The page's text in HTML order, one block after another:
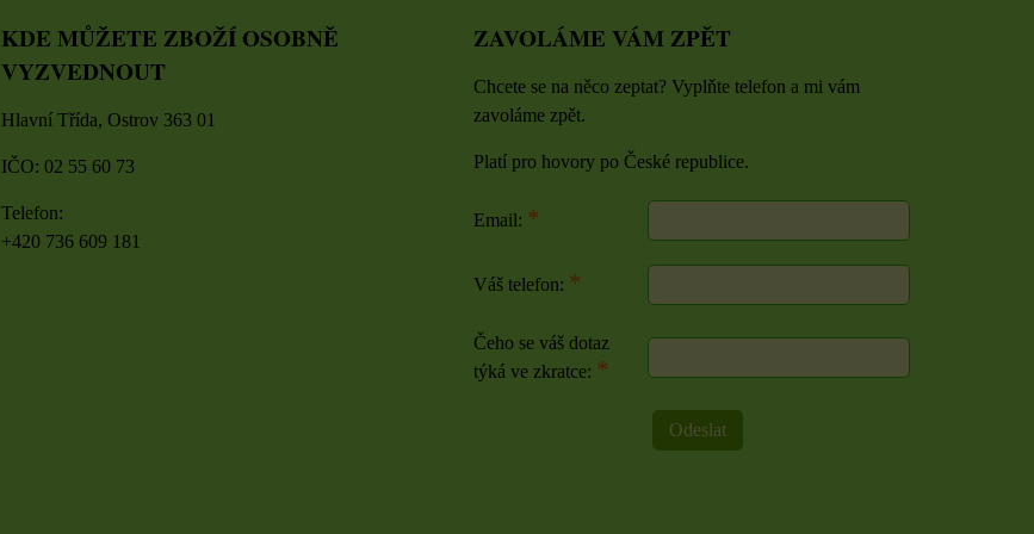
KDE MŮŽETE ZBOŽÍ OSOBNĚ
VYZVEDNOUT
Hlavní Třída, Ostrov 363 01
IČO: 02 55 60 73
Telefon:
+420 736 609 181
ZAVOLÁME VÁM ZPĚT
Chcete se na něco zeptat? Vyplňte telefon a mi vám
zavoláme zpět.
Platí pro hovory po České republice.
Email: *
Váš telefon: *
Čeho se váš dotaz
týká ve zkratce: *
Odeslat